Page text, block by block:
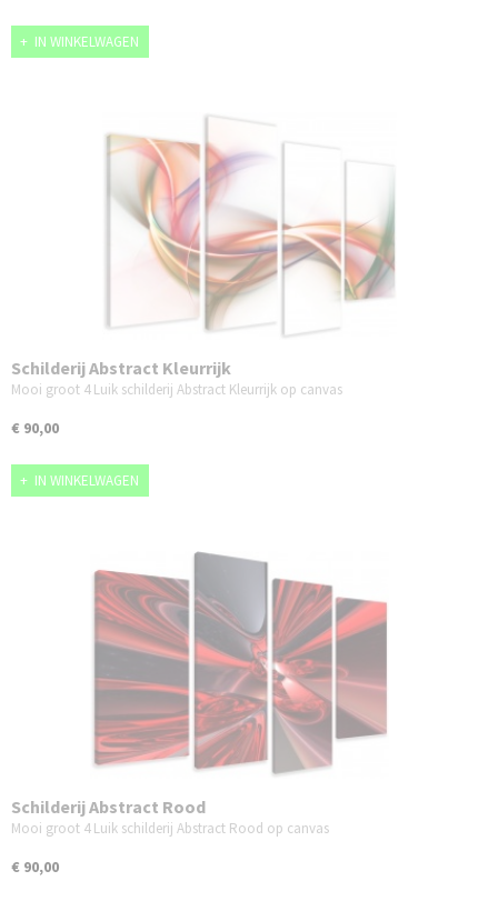
IN WINKELWAGEN
Schilderij Abstract Kleurrijk
Mooi groot 4 Luik schilderij Abstract Kleurrijk op canvas
€ 90,00
IN WINKELWAGEN
Schilderij Abstract Rood
Mooi groot 4 Luik schilderij Abstract Rood op canvas
€ 90,00